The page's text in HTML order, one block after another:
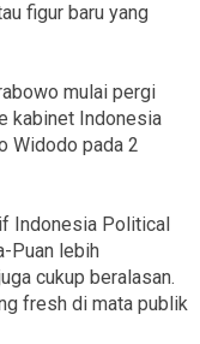
figur baru yang
mulai pergi
kabinet Indonesia
Widodo pada 2
Indonesia Political
Puan lebih
cukup beralasan.
fresh di mata publik